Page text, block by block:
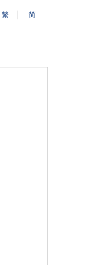
繁 简